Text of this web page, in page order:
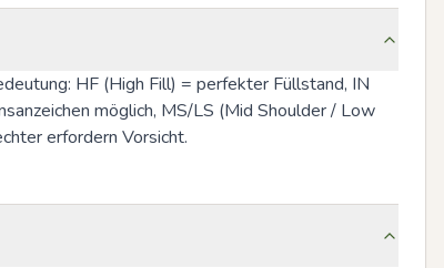
HF (High Fill) = perfekter Füllstand, IN
möglich, MS/LS (Mid Shoulder / Low
erfordern Vorsicht.